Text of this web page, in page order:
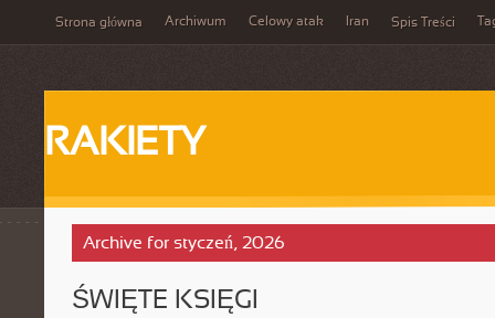
Strona główna Archiwum Celowy atak Iran Spis Treści
RAKIETY
Archive for styczeń, 2026
ŚWIĘTE KSIĘGI